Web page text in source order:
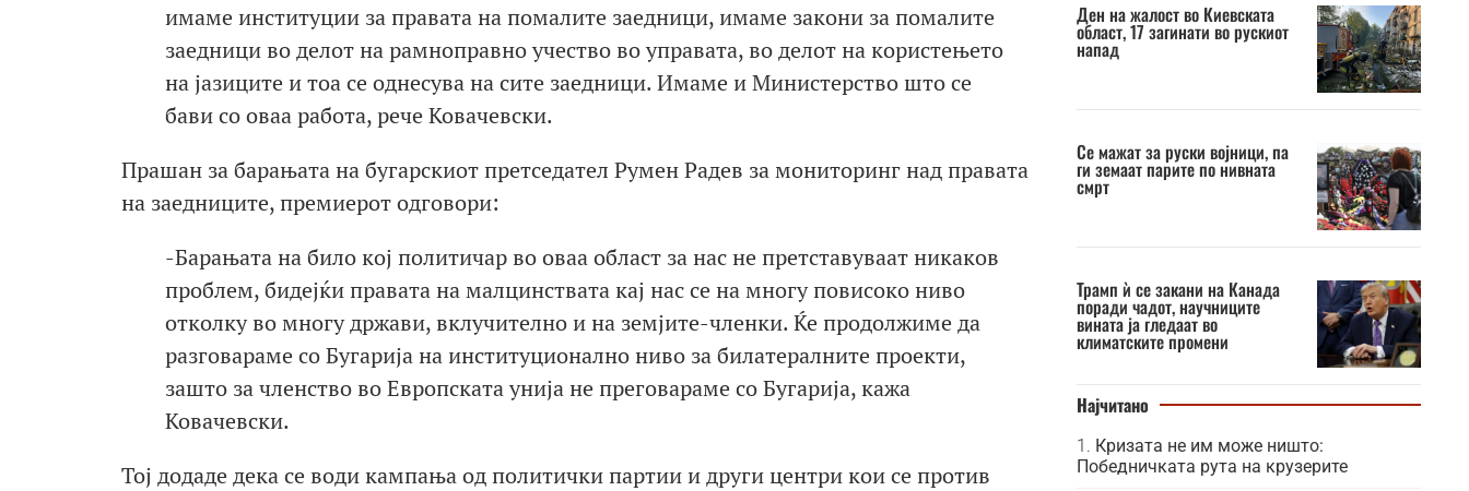
имаме институции за правата на помалите заедници, имаме закони за помалите
заедници во делот на рамноправно учество во управата, во делот на користењето
на јазиците и тоа се однесува на сите заедници. Имаме и Министерство што се
бави со оваа работа, рече Ковачевски.
Прашан за барањата на бугарскиот претседател Румен Радев за мониторинг над правата
на заедниците, премиерот одговори:
-Барањата на било кој политичар во оваа област за нас не претставуваат никаков
проблем, бидејќи правата на малцинствата кај нас се на многу повисоко ниво
отколку во многу држави, вклучително и на земјите-членки. Ќе продолжиме да
разговараме со Бугарија на институционално ниво за билатералните проекти,
зашто за членство во Европската унија не преговараме со Бугарија, кажа
Ковачевски.
Тој додаде дека се води кампања од политички партии и други центри кои се против
Ден на жалост во Киевската
област, 17 загинати во рускиот
напад
Се мажат за руски војници, па
ги земаат парите по нивната
смрт
Трамп ѝ се закани на Канада
поради чадот, научниците
вината ја гледаат во
климатските промени
Најчитано
Кризата не им може ништо:
Победничката рута на крузерите